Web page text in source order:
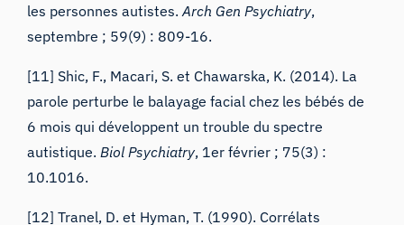
les personnes autistes.Arch Gen Psychiatry,
septembre ; 59(9) : 809-16.
[11] Shic, F., Macari, S. et Chawarska, K. (2014). La
parole perturbe le balayage facial chez les bébés de
6 mois qui développent un trouble du spectre
autistique. Biol Psychiatry, 1er février ; 75(3) :
10.1016.
[12] Tranel, D. et Hyman, T. (1990). Corrélats